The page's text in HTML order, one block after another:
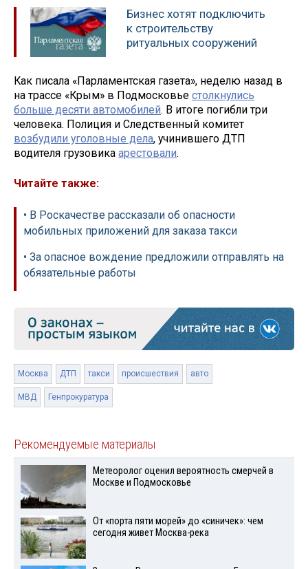
Бизнес хотят подключить
к строительству
ритуальных сооружений
Как писала «Парламентская газета», неделю назад в
на трассе «Крым» в Подмосковье столкнулись
больше десяти автомобилей. В итоге погибли три
человека. Полиция и Следственный комитет
возбудили уголовные дела, учинившего ДТП
водителя грузовика арестовали.
Читайте также:
• В Роскачестве рассказали об опасности
мобильных приложений для заказа такси
• За опасное вождение предложили отправлять на
обязательные работы
Москва ДТП такси происшествия авто
МВД Генпрокуратура
Рекомендуемые материалы
Метеоролог оценил вероятность смерчей в
Москве и Подмосковье
От «порта пяти морей» до «синичек»: чем
сегодня живет Москва-река